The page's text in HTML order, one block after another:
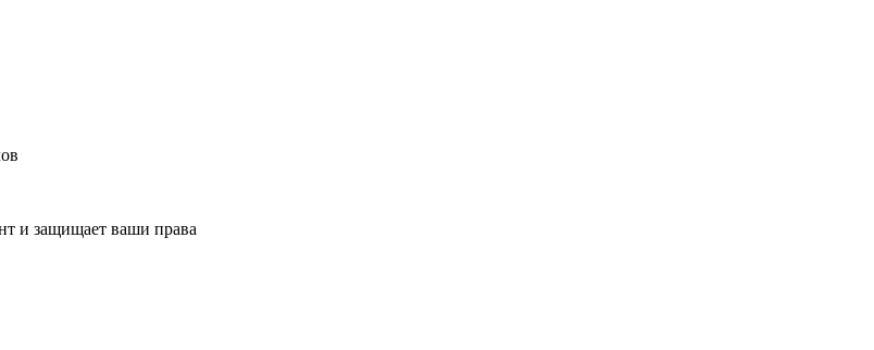
и защищает ваши права